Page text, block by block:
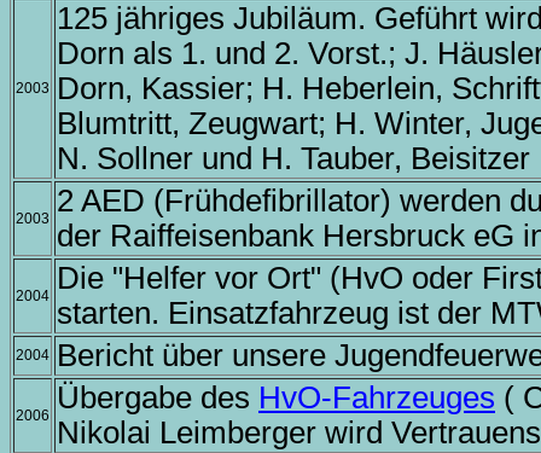
2003
125 jähriges Jubiläum. Geführt
Dorn als 1. und 2. Vorst.; J.
Dorn, Kassier; H. Heberlein,
Blumtritt, Zeugwart; H. Winter,
N. Sollner und H. Tauber, Beisitzer
2003
2 AED (Frühdefibrillator) werden
der Raiffeisenbank Hersbruck eG
2004
Die "Helfer vor Ort" (HvO oder
starten. Einsatzfahrzeug ist der
2004 Bericht über unsere
2006
Übergabe des HvO-Fahrzeuges (
Nikolai Leimberger wird